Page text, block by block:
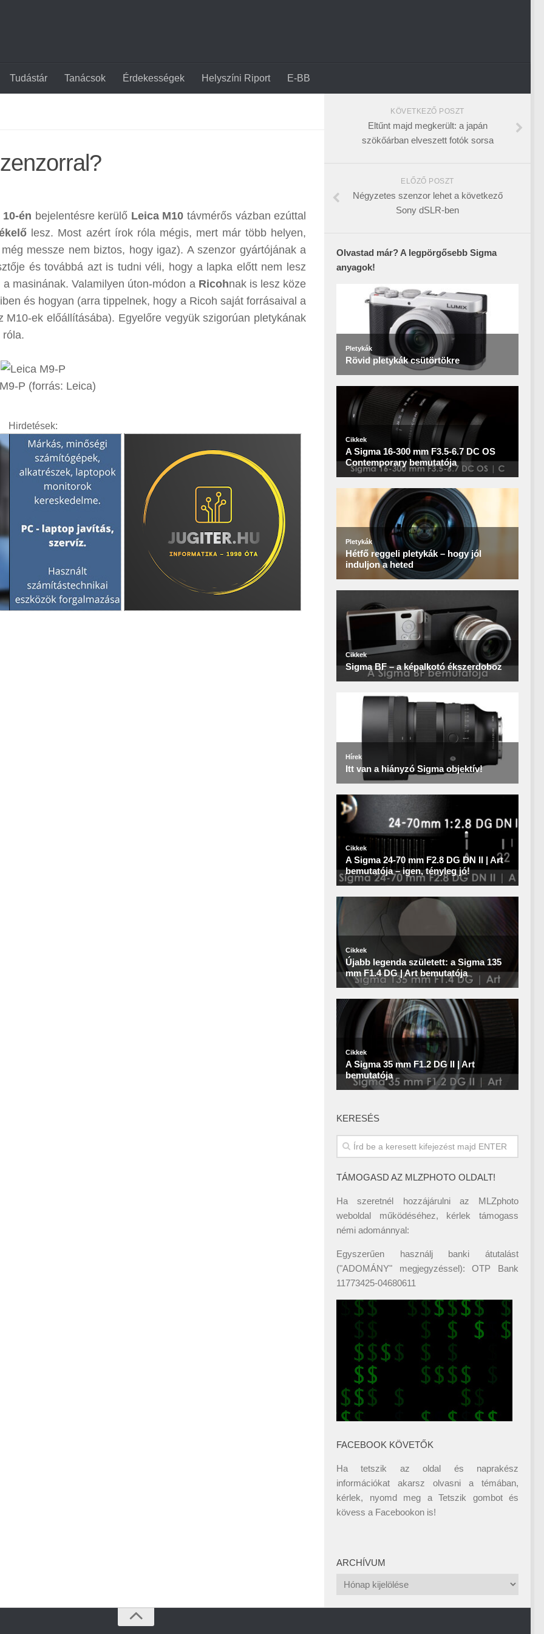
Tudástár Tanácsok Érdekességek Helyszíni Riport E-BB
én bejelentésre kerülő Leica M10 távmérős vázban ezúttal
lesz. Most azért írok róla mégis, mert már több helyen,
messze nem biztos, hogy igaz). A szenzor gyártójának a
és továbbá azt is tudni véli, hogy a lapka előtt nem lesz
masinának. Valamilyen úton-módon a Ricohnak is lesz köze
és hogyan (arra tippelnek, hogy a Ricoh saját forrásaival a
ek előállításába). Egyelőre vegyük szigorúan pletykának
róla.
P (forrás: Leica)
Hirdetések:
KÖVETKEZŐ POSZT
Eltűnt majd megkerült: a japán
szökőárban elveszett fotók sorsa
ELŐZŐ POSZT
Négyzetes szenzor lehet a következő
Sony dSLR-ben
Olvastad már? A legpörgősebb Sigma
anyagok!
KERESÉS
TÁMOGASD AZ MLZPHOTO OLDALT!
Ha szeretnél hozzájárulni az MLZphoto
weboldal működéséhez, kérlek támogass
némi adománnyal:
Egyszerűen használj banki átutalást
("ADOMÁNY" megjegyzéssel): OTP Bank
11773425-04680611
FACEBOOK KÖVETŐK
Ha tetszik az oldal és naprakész
információkat akarsz olvasni a témában,
kérlek, nyomd meg a Tetszik gombot és
kövess a Facebookon is!
ARCHÍVUM
Archívum